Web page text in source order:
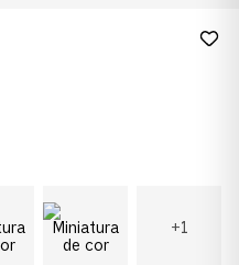
+1